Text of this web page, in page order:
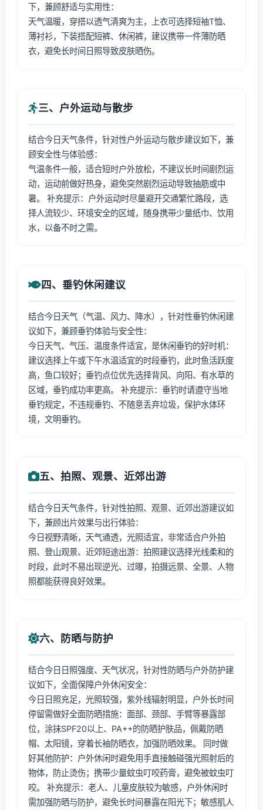
下，兼顾舒适与实用性：
天气温暖，穿搭以透气清爽为主，上衣可选择短袖T恤、
薄衬衫，下装搭配短裤、休闲裤，建议携带一件薄防晒
衣，避免长时间日照导致皮肤晒伤。
三、户外运动与散步
结合今日天气条件，针对性户外运动与散步建议如下，兼
顾安全性与体验感：
气温条件一般，适合短时户外放松，不建议长时间剧烈运
动，运动前做好热身，避免突然剧烈运动导致抽筋或中
暑。 补充提示：户外运动时尽量避开交通繁忙路段，选
择人流较少、环境安全的区域，随身携带少量纸巾、饮用
水，以备不时之需。
四、垂钓休闲建议
结合今日天气（气温、风力、降水），针对性垂钓休闲建
议如下，兼顾垂钓体验与安全性：
今日天气、气压、温度条件适宜，是休闲垂钓的好时机：
建议选择上午或下午水温适宜的时段垂钓，此时鱼活跃度
高，鱼口较好；垂钓点位优先选择背风、向阳、有水草的
区域，垂钓成功率更高。 补充提示：垂钓时请遵守当地
垂钓规定，不违规垂钓、不随意丢弃垃圾，保护水体环
境，文明垂钓。
五、拍照、观景、近郊出游
结合今日天气条件，针对性拍照、观景、近郊出游建议如
下，兼顾出片效果与出行体验：
今日视野清晰，天气通透，光照适宜，非常适合户外拍
照、登山观景、近郊短途出游：拍照建议选择光线柔和的
时段，此时不易出现逆光、过曝，拍摄远景、全景、人物
照都能获得良好效果。
六、防晒与防护
结合今日日照强度、天气状况，针对性防晒与户外防护建
议如下，全面保障户外休闲安全：
今日日照充足，光照较强，紫外线辐射明显，户外长时间
停留需做好全面防晒措施：面部、颈部、手臂等暴露部
位，涂抹SPF20以上、PA++的防晒护肤品，佩戴防晒
帽、太阳镜，穿着长袖防晒衣，加强防晒效果。 同时做
好其他防护：户外休闲时避免用手直接触碰强光照射后的
物体，防止烫伤；携带少量蚊虫叮咬药膏，避免被蚊虫叮
咬。 补充提示：老人、儿童皮肤较为敏感，户外休闲时
需加强防晒与防护，避免长时间暴露在阳光下；敏感肌人